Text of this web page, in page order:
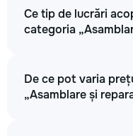
Ce tip de lucrări
categoria
De ce pot varia
„Asamblare și